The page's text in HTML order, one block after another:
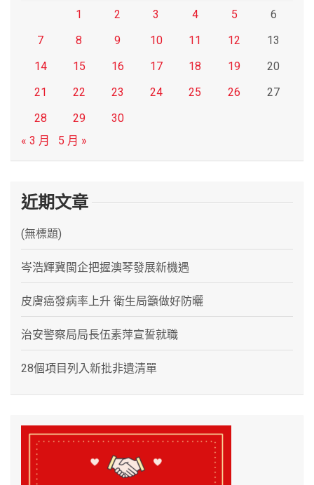
1
2 3 4 5
6
7
8 9 10 11 12
13
14
15 16 17 18 19
20
21
22 23 24 25 26
27
28
29
30
« 3 月
5 月 »
近期文章
(無標題)
岑浩輝冀閩企把握澳琴發展新機遇
皮膚癌發病率上升 衛生局籲做好防曬
治安警察局局長伍素萍宣誓就職
28個項目列入新批非遺清單